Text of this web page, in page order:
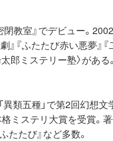
教室』でデビュー。
』『ふたたび赤い悪夢』
郎ミステリー塾〉がある。
類五種」で第2回幻想
ステリ大賞を受賞。著
たたび』など多数。